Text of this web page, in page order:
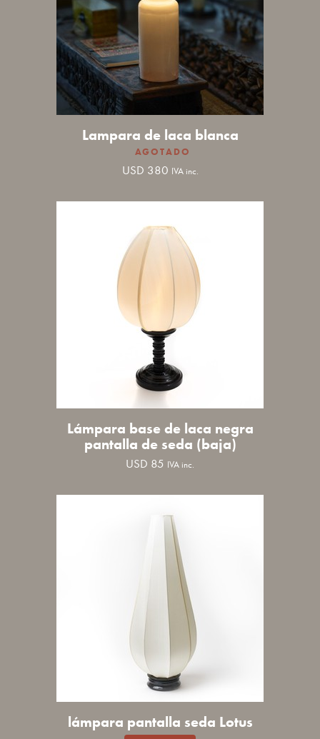
Lampara de laca blanca
USD 380 IVA inc.
Lámpara base de laca negra
pantalla de seda (baja)
USD 85 IVA inc.
lámpara pantalla seda Lotus